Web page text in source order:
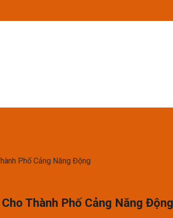
Phố Cảng Năng Động
Thành Phố Cảng Năng Động